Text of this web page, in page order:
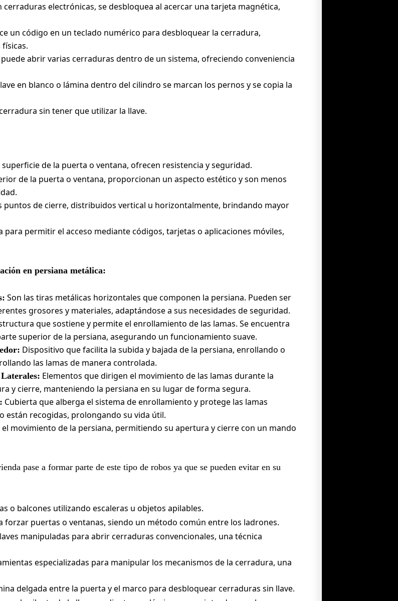
cerraduras electrónicas, se desbloquea al acercar una tarjeta magnética,
un código en un teclado numérico para desbloquear la cerradura,
puede abrir varias cerraduras dentro de un sistema, ofreciendo conveniencia
en blanco o lámina dentro del cilindro se marcan los pernos y se copia la
sin tener que utilizar la llave.
de la puerta o ventana, ofrecen resistencia y seguridad.
de la puerta o ventana, proporcionan un aspecto estético y son menos
puntos de cierre, distribuidos vertical u horizontalmente, brindando mayor
para permitir el acceso mediante códigos, tarjetas o aplicaciones móviles,
en persiana metálica:
Son las tiras metálicas horizontales que componen la persiana. Pueden ser
grosores y materiales, adaptándose a sus necesidades de seguridad.
que sostiene y permite el enrollamiento de las lamas. Se encuentra
superior de la persiana, asegurando un funcionamiento suave.
Dispositivo que facilita la subida y bajada de la persiana, enrollando o
las lamas de manera controlada.
Elementos que dirigen el movimiento de las lamas durante la
y cierre, manteniendo la persiana en su lugar de forma segura.
Cubierta que alberga el sistema de enrollamiento y protege las lamas
están recogidas, prolongando su vida útil.
movimiento de la persiana, permitiendo su apertura y cierre con un mando
pase a formar parte de este tipo de robos ya que se pueden evitar en su
o balcones utilizando escaleras u objetos apilables.
forzar puertas o ventanas, siendo un método común entre los ladrones.
manipuladas para abrir cerraduras convencionales, una técnica
especializadas para manipular los mecanismos de la cerradura, una
delgada entre la puerta y el marco para desbloquear cerraduras sin llave.